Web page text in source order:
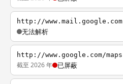
http://www.mail.google.com
无法解析
http://www.google.com/maps
截至 2026 年 已屏蔽